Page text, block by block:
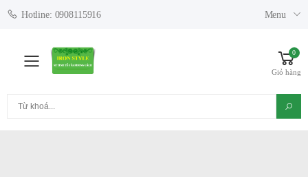
Hotline: 0908115916 Menu
Toggle mobile menu
0
Giỏ hàng